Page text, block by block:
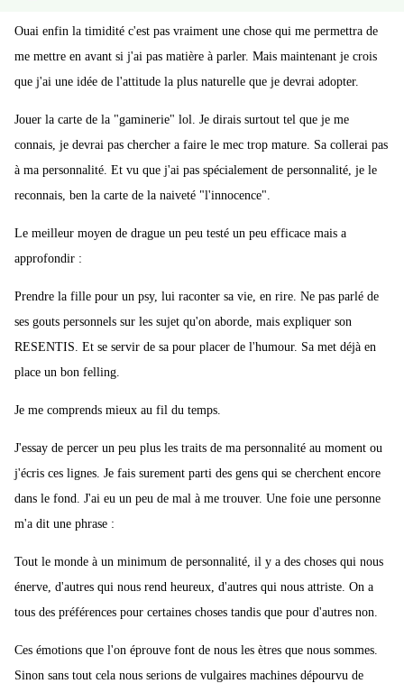
Ouai enfin la timidité c'est pas vraiment une chose qui me permettra de
me mettre en avant si j'ai pas matière à parler. Mais maintenant je crois
que j'ai une idée de l'attitude la plus naturelle que je devrai adopter.
Jouer la carte de la "gaminerie" lol. Je dirais surtout tel que je me
connais, je devrai pas chercher a faire le mec trop mature. Sa collerai pas
à ma personnalité. Et vu que j'ai pas spécialement de personnalité, je le
reconnais, ben la carte de la naiveté "l'innocence".
Le meilleur moyen de drague un peu testé un peu efficace mais a
approfondir :
Prendre la fille pour un psy, lui raconter sa vie, en rire. Ne pas parlé de
ses gouts personnels sur les sujet qu'on aborde, mais expliquer son
RESENTIS. Et se servir de sa pour placer de l'humour. Sa met déjà en
place un bon felling.
Je me comprends mieux au fil du temps.
J'essay de percer un peu plus les traits de ma personnalité au moment ou
j'écris ces lignes. Je fais surement parti des gens qui se cherchent encore
dans le fond. J'ai eu un peu de mal à me trouver. Une foie une personne
m'a dit une phrase :
Tout le monde à un minimum de personnalité, il y a des choses qui nous
énerve, d'autres qui nous rend heureux, d'autres qui nous attriste. On a
tous des préférences pour certaines choses tandis que pour d'autres non.
Ces émotions que l'on éprouve font de nous les ètres que nous sommes.
Sinon sans tout cela nous serions de vulgaires machines dépourvu de